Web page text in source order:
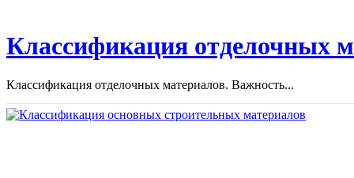
Классификация отделочных
Классификация отделочных материалов. Важность...